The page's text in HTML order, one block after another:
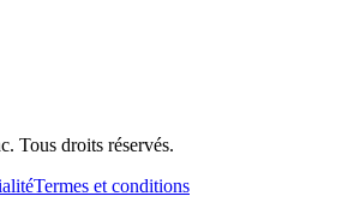
Tous droits réservés.
Termes et conditions